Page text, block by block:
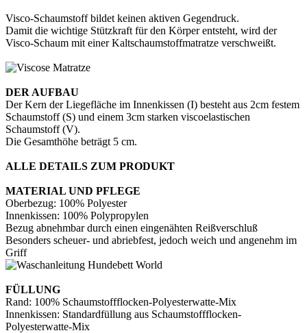
Visco-Schaumstoff bildet keinen aktiven Gegendruck.
Damit die wichtige Stützkraft für den Körper entsteht, wird der
Visco-Schaum mit einer Kaltschaumstoffmatratze verschweißt.
DER AUFBAU
Der Kern der Liegefläche im Innenkissen (I) besteht aus 2cm festem
Schaumstoff (S) und einem 3cm starken viscoelastischen
Schaumstoff (V).
Die Gesamthöhe beträgt 5 cm.
ALLE DETAILS ZUM PRODUKT
MATERIAL UND PFLEGE
Oberbezug: 100% Polyester
Innenkissen: 100% Polypropylen
Bezug abnehmbar durch einen eingenähten Reißverschluß
Besonders scheuer- und abriebfest, jedoch weich und angenehm im
Griff
FÜLLUNG
Rand: 100% Schaumstoffflocken-Polyesterwatte-Mix
Innenkissen: Standardfüllung aus Schaumstoffflocken-
Polyesterwatte-Mix